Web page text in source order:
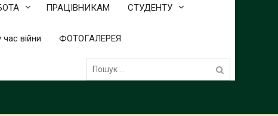
ПРАЦІВНИКАМ СТУДЕНТУ
війни ФОТОГАЛЕРЕЯ
Пошук: